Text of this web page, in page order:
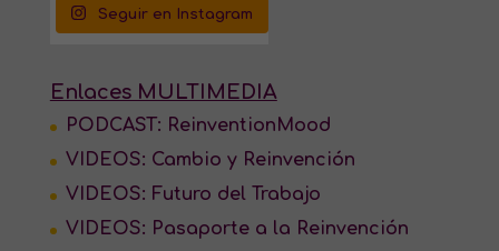
Seguir en Instagram
Enlaces MULTIMEDIA
PODCAST: ReinventionMood
VIDEOS: Cambio y Reinvención
VIDEOS: Futuro del Trabajo
VIDEOS: Pasaporte a la Reinvención